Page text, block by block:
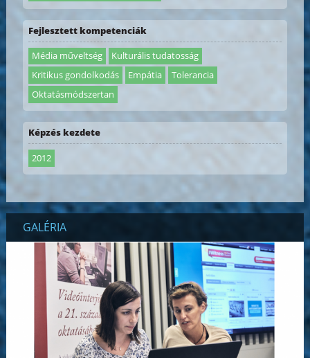
Fejlesztett kompetenciák
Média műveltség
Kulturális tudatosság
Kritikus gondolkodás
Empátia
Tolerancia
Oktatásmódszertan
Képzés kezdete
2012
GALÉRIA